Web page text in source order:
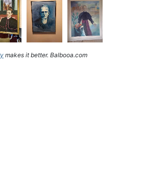
makes it better. Balbooa.com